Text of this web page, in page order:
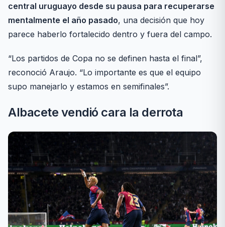
central uruguayo desde su pausa para recuperarse
mentalmente el año pasado, una decisión que hoy
parece haberlo fortalecido dentro y fuera del campo.
“Los partidos de Copa no se definen hasta el final”,
reconoció Araujo. “Lo importante es que el equipo
supo manejarlo y estamos en semifinales”.
Albacete vendió cara la derrota